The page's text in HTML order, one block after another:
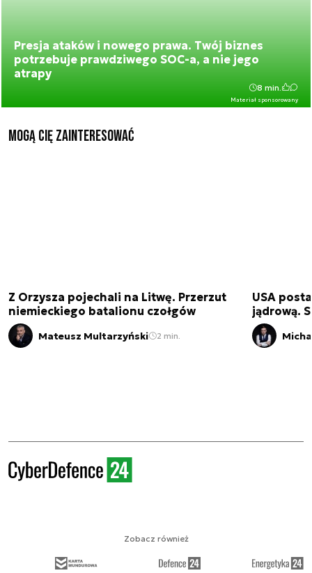
Presja ataków i nowego prawa. Twój biznes
potrzebuje prawdziwego SOC-a, a nie jego
atrapy
Materiał sponsorowany
8 min.
Mogą Cię zainteresować
Z Orzysza pojechali na Litwę. Przerzut
niemieckiego batalionu czołgów
Mateusz Multarzyński 2 min.
USA
jądrową.
Zobacz również